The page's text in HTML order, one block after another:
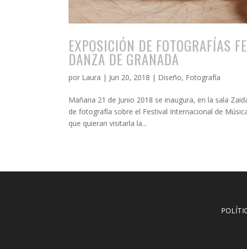
EXPOSICIÓN DE FOTOGRAFÍAS
DANZA DE GRANADA
por Laura | Jun 20, 2018 | Diseño, Fotografía
Mañana 21 de Junio 2018 se inaugura, en la sala
de fotografía sobre el Festival Internacional de
que quieran visitarla la...